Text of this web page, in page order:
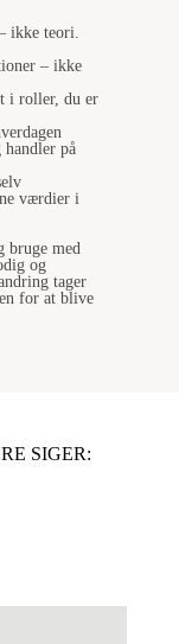
ikke teori.
– ikke
i roller, du er
på
værdier i
bruge med
og
tager
for at blive
SIGER: